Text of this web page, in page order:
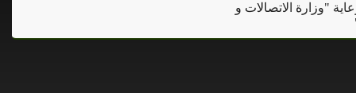
"وزارة الاتصالات و